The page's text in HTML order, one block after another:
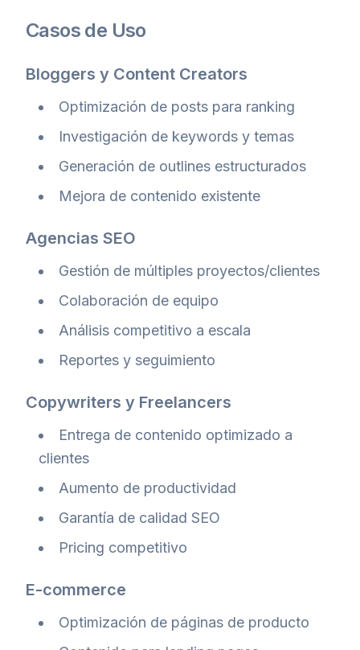
Casos de Uso
Bloggers y Content Creators
Optimización de posts para ranking
Investigación de keywords y temas
Generación de outlines estructurados
Mejora de contenido existente
Agencias SEO
Gestión de múltiples proyectos/clientes
Colaboración de equipo
Análisis competitivo a escala
Reportes y seguimiento
Copywriters y Freelancers
Entrega de contenido optimizado a
clientes
Aumento de productividad
Garantía de calidad SEO
Pricing competitivo
E-commerce
Optimización de páginas de producto